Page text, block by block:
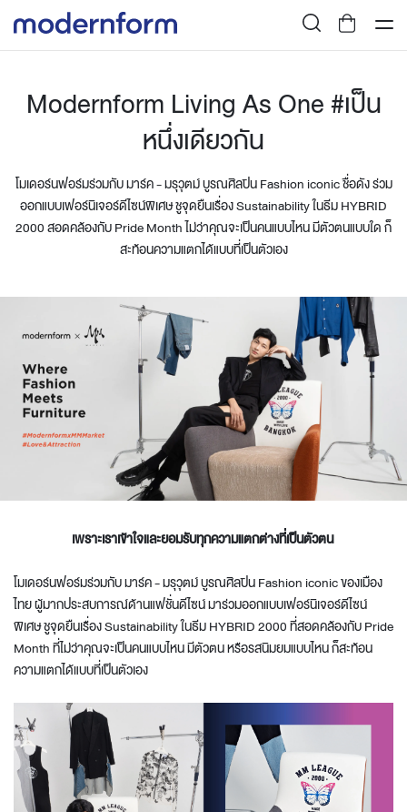
Modernform Living As One #เป็น
หนึ่งเดียวกัน
โมเดอร์นฟอร์มร่วมกับ มาร์ค - มรุวุตม์ บูรณศิลปิน Fashion iconic ชื่อดัง ร่วม
ออกแบบเฟอร์นิเจอร์ดีไซน์พิเศษ ชูจุดยืนเรื่อง Sustainability ในธีม HYBRID
2000 สอดคล้องกับ Pride Month ไม่ว่าคุณจะเป็นคนแบบไหน มีตัวตนแบบใด ก็
สะท้อนความแตกได้แบบที่เป็นตัวเอง
เพราะเราเข้าใจและยอมรับทุกความแตกต่างที่เป็นตัวตน
โมเดอร์นฟอร์มร่วมกับ มาร์ค - มรุวุตม์ บูรณศิลปิน Fashion iconic ของเมือง
ไทย ผู้มากประสบการณ์ด้านแฟชั่นดีไซน์ มาร่วมออกแบบเฟอร์นิเจอร์ดีไซน์
พิเศษ ชูจุดยืนเรื่อง Sustainability ในธีม HYBRID 2000 ที่สอดคล้องกับ Pride
Month ที่ไม่ว่าคุณจะเป็นคนแบบไหน มีตัวตน หรือรสนิมยมแบบไหน ก็สะท้อน
ความแตกได้แบบที่เป็นตัวเอง